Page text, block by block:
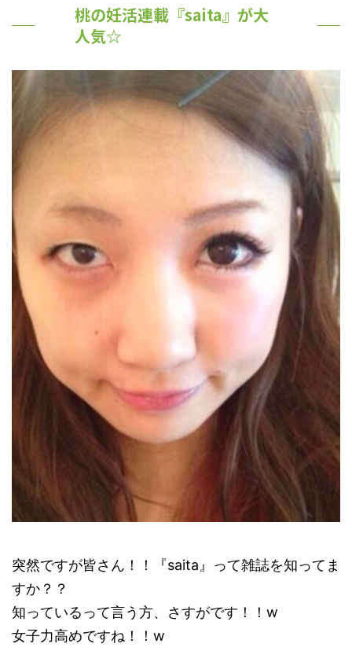
桃の妊活連載『saita』が大
人気☆
突然ですが皆さん！！『saita』って雑誌を知ってま
すか？？
知っているって言う方、さすがです！！w
女子力高めですね！！w